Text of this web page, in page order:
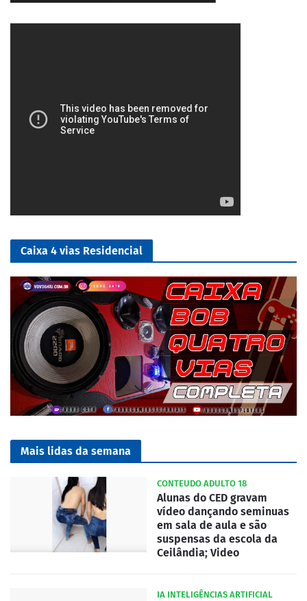
Caixa 4 vias Residencial
Mais lidas da semana
CONTEUDO ADULTO 18
Alunas do CED gravam
vídeo dançando seminuas
em sala de aula e são
suspensas da escola da
Ceilândia; Video
IA INTELIGÊNCIAS ARTIFICIAL